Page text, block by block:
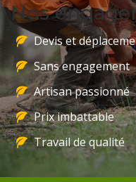
Nos
Devis et
Sans engagement
Artisan passionné
Prix imbattable
Travail de qualité